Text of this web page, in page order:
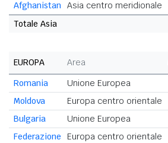
Afghanistan Asia centro meridionale
Totale Asia
EUROPA Area
Romania
Unione Europea
Moldova
Europa centro orientale
Bulgaria
Unione Europea
Federazione
Europa centro orientale